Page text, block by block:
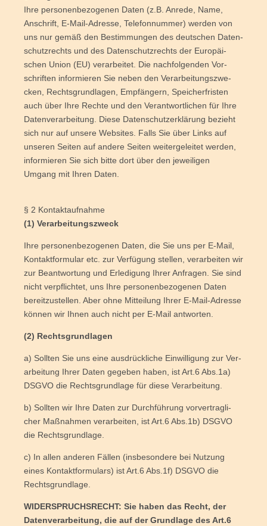
Ihre per­so­nen­be­zo­ge­nen Daten (z.B. Anre­de, Name,
Anschrift, E‑Mail-Adres­se, Tele­fon­num­mer) wer­den von
uns nur gemäß den Bestim­mun­gen des deut­schen Daten­
schutz­rechts und des Daten­schutz­rechts der Euro­päi­
schen Uni­on (EU) ver­ar­bei­tet. Die nach­fol­gen­den Vor­
schrif­ten infor­mie­ren Sie neben den Ver­ar­bei­tungs­zwe­
cken, Rechts­grund­la­gen, Emp­fän­gern, Spei­cher­fris­ten
auch über Ihre Rech­te und den Ver­ant­wort­li­chen für Ihre
Daten­ver­ar­bei­tung. Die­se Daten­schutz­er­klä­rung bezieht
sich nur auf unse­re Web­sites. Falls Sie über Links auf
unse­ren Sei­ten auf ande­re Sei­ten wei­ter­ge­lei­tet wer­den,
infor­mie­ren Sie sich bit­te dort über den jewei­li­gen
Umgang mit Ihren Daten.
§ 2 Kontaktaufnahme
(1) Ver­ar­bei­tungs­zweck
Ihre per­so­nen­be­zo­ge­nen Daten, die Sie uns per E‑Mail,
Kon­takt­for­mu­lar etc. zur Ver­fü­gung stel­len, ver­ar­bei­ten wir
zur Beant­wor­tung und Erle­di­gung Ihrer Anfra­gen. Sie sind
nicht ver­pflich­tet, uns Ihre per­so­nen­be­zo­ge­nen Daten
bereit­zu­stel­len. Aber ohne Mit­tei­lung Ihrer E‑Mail-Adres­se
kön­nen wir Ihnen auch nicht per E‑Mail antworten.
(2) Rechts­grund­la­gen
a) Soll­ten Sie uns eine aus­drück­li­che Ein­wil­li­gung zur Ver­
ar­bei­tung Ihrer Daten gege­ben haben, ist Art.6 Abs.1a)
DSGVO die Rechts­grund­la­ge für die­se Verarbeitung.
b) Soll­ten wir Ihre Daten zur Durch­füh­rung vor­ver­trag­li­
cher Maß­nah­men ver­ar­bei­ten, ist Art.6 Abs.1b) DSGVO
die Rechtsgrundlage.
c) In allen ande­ren Fäl­len (ins­be­son­de­re bei Nut­zung
eines Kon­takt­for­mu­lars) ist Art.6 Abs.1f) DSGVO die
Rechtsgrundlage.
WIDERSPRUCHSRECHT: Sie haben das Recht, der
Daten­ver­ar­bei­tung, die auf der Grund­la­ge des Art.6